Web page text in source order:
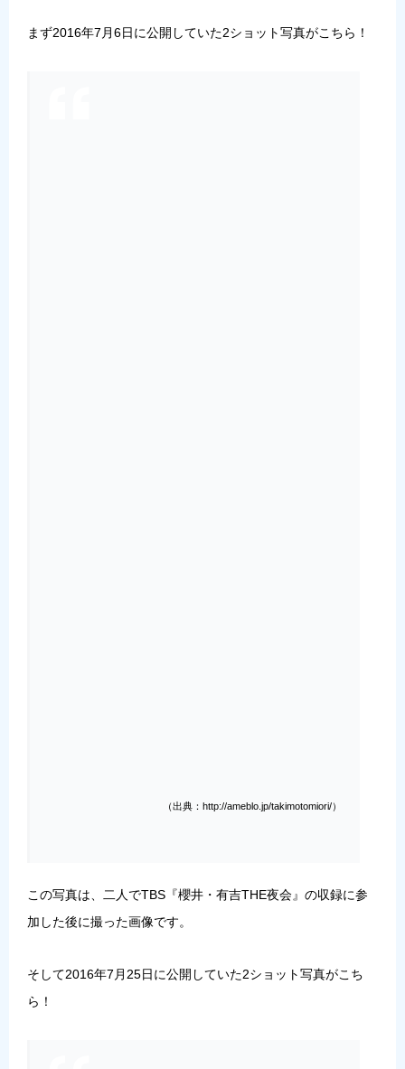
まず2016年7月6日に公開していた2ショット写真がこちら！
（出典：http://ameblo.jp/takimotomiori/）
この写真は、二人でTBS『櫻井・有吉THE夜会』の収録に参
加した後に撮った画像です。
そして2016年7月25日に公開していた2ショット写真がこち
ら！